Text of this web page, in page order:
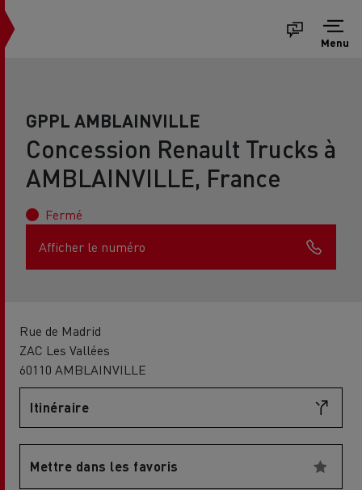
Menu
GPPL AMBLAINVILLE
Concession Renault Trucks à
AMBLAINVILLE, France
Fermé
Afficher le numéro
Rue de Madrid
ZAC Les Vallées
60110 AMBLAINVILLE
Itinéraire
Mettre dans les favoris